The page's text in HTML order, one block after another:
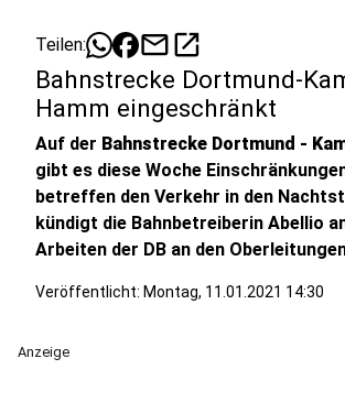
Teilen: mailopen_in_new
Bahnstrecke Dortmund-
Hamm eingeschränkt
Auf der Bahnstrecke Dortmund -
gibt es diese Woche
betreffen den Verkehr in den
kündigt die Bahnbetreiberin Abellio
Arbeiten der DB an den
Veröffentlicht: Montag, 11.01.2021 14:30
Anzeige